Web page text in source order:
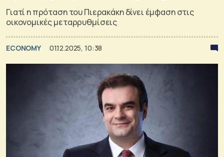
Γιατί η πρόταση του Πιερακάκη δίνει έμφαση στις
οικονομικές μεταρρυθμίσεις
ECONOMY 01.12.2025, 10:38